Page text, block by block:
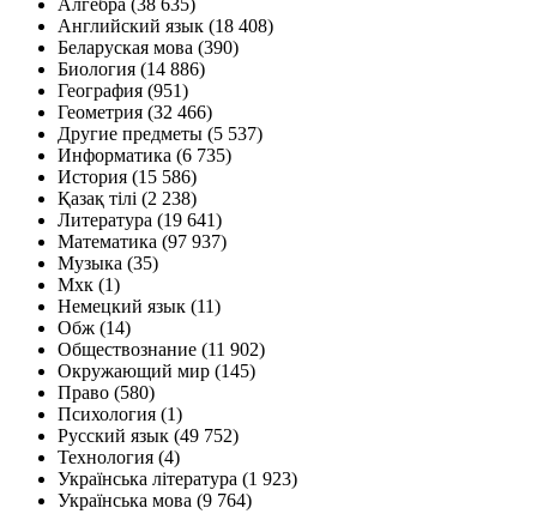
Алгебра (38 635)
Английский язык (18 408)
Беларуская мова (390)
Биология (14 886)
География (951)
Геометрия (32 466)
Другие предметы (5 537)
Информатика (6 735)
История (15 586)
Қазақ тiлi (2 238)
Литература (19 641)
Математика (97 937)
Музыка (35)
Мхк (1)
Немецкий язык (11)
Обж (14)
Обществознание (11 902)
Окружающий мир (145)
Право (580)
Психология (1)
Русский язык (49 752)
Технология (4)
Українська література (1 923)
Українська мова (9 764)